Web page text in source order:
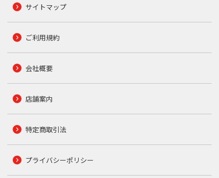
サイトマップ
ご利用規約
会社概要
店舗案内
特定商取引法
プライバシーポリシー